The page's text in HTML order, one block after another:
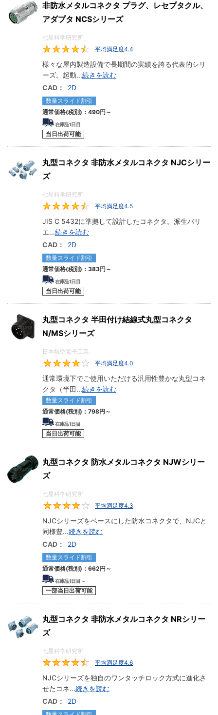
非防水メタルコネクタ プラグ、レセプタクル、
アダプタ NCSシリーズ
七星科学研究所
平均満足度4.4
様々な屋内製造設備で長期間の実績を誇る代表的シリ
ーズ。起動...続きを読む
CAD：
2D
数量スライド割引
通常価格(税別)： 490円 ～
在庫品1日目
当日出荷可能
丸型コネクタ 非防水メタルコネクタ NJCシリー
ズ
七星科学研究所
平均満足度4.5
JIS C 5432に準拠して設計したコネクタ。派生バリ
エ...続きを読む
CAD：
2D
数量スライド割引
通常価格(税別)： 383円 ～
在庫品1日目
当日出荷可能
丸型コネクタ 半田付け結線式丸型コネクタ
N/MSシリーズ
日本航空電子工業
平均満足度4.0
通常環境下でご使用いただける汎用性豊かな丸型コネ
クタ（半田...続きを読む
数量スライド割引
通常価格(税別)： 798円 ～
在庫品1日目
当日出荷可能
丸型コネクタ 防水メタルコネクタ NJWシリー
ズ
七星科学研究所
平均満足度4.3
NJCシリーズをベースにした防水コネクタで、NJCと
同様豊...続きを読む
CAD：
2D
数量スライド割引
通常価格(税別)： 662円 ～
在庫品1日目～
一部当日出荷可能
丸型コネクタ 非防水メタルコネクタ NRシリー
ズ
七星科学研究所
平均満足度4.6
NJCシリーズを独自のワンタッチロック方式に進化さ
せたコネ...続きを読む
CAD：
2D